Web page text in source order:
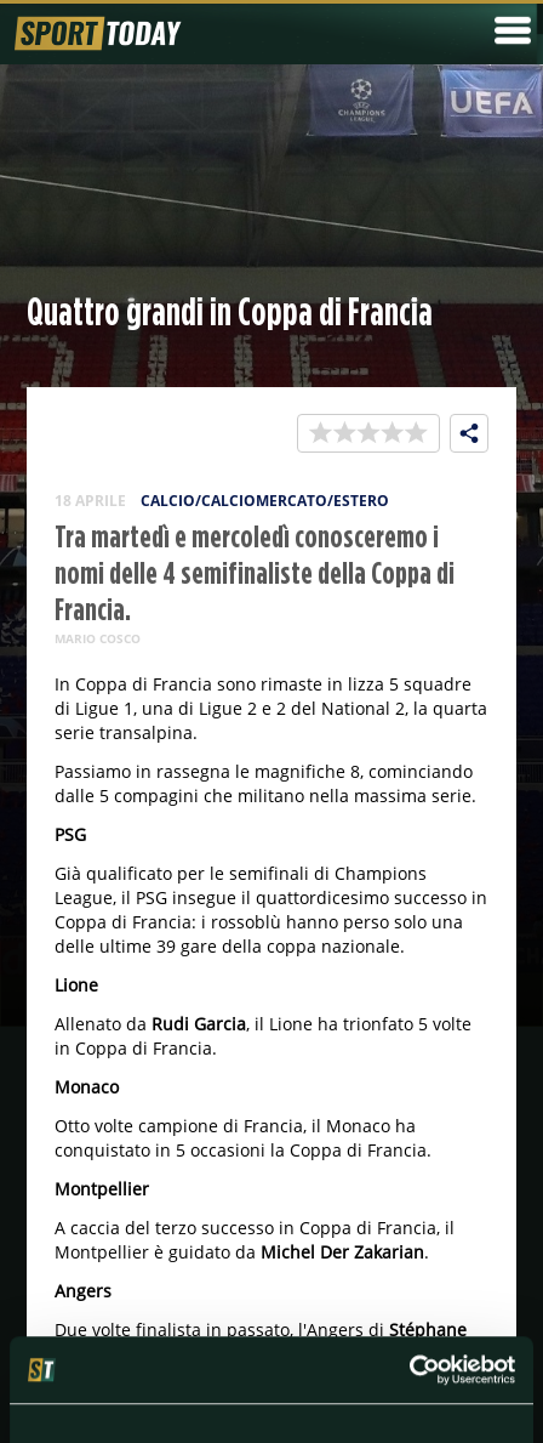
Quattro grandi in Coppa di Francia
18 APRILE CALCIO/CALCIOMERCATO/ESTERO
Tra martedì e mercoledì conosceremo i
nomi delle 4 semifinaliste della Coppa di
Francia.
MARIO COSCO
In Coppa di Francia sono rimaste in lizza 5 squadre
di Ligue 1, una di Ligue 2 e 2 del National 2, la quarta
serie transalpina.
Passiamo in rassegna le magnifiche 8, cominciando
dalle 5 compagini che militano nella massima serie.
PSG
Già qualificato per le semifinali di Champions
League, il PSG insegue il quattordicesimo successo in
Coppa di Francia: i rossoblù hanno perso solo una
delle ultime 39 gare della coppa nazionale.
Lione
Allenato da Rudi Garcia, il Lione ha trionfato 5 volte
in Coppa di Francia.
Monaco
Otto volte campione di Francia, il Monaco ha
conquistato in 5 occasioni la Coppa di Francia.
Montpellier
A caccia del terzo successo in Coppa di Francia, il
Montpellier è guidato da Michel Der Zakarian.
Angers
Due volte finalista in passato, l'Angers di Stéphane
Moulin